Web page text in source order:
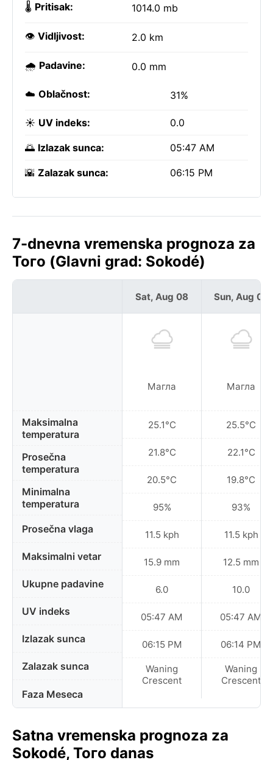
🌡️ Pritisak: 1014.0 mb
👁️ Vidljivost: 2.0 km
🌧️ Padavine: 0.0 mm
☁️ Oblačnost: 31%
☀️ UV indeks: 0.0
🌅 Izlazak sunca: 05:47 AM
🌇 Zalazak sunca: 06:15 PM
7-dnevna vremenska prognoza za
Того (Glavni grad: Sokodé)
Maksimalna
temperatura
Prosečna
temperatura
Minimalna
temperatura
Prosečna vlaga
Maksimalni vetar
Ukupne padavine
UV indeks
Izlazak sunca
Zalazak sunca
Faza Meseca
Sat, Aug 08
Магла
25.1°C
21.8°C
20.5°C
95%
11.5 kph
15.9 mm
6.0
05:47 AM
06:15 PM
Waning
Crescent
Sun, Aug 09
Магла
25.5°C
22.1°C
19.8°C
93%
11.5 kph
12.5 mm
10.0
05:47 AM
06:14 PM
Waning
Crescent
Satna vremenska prognoza za
Sokodé, Того danas